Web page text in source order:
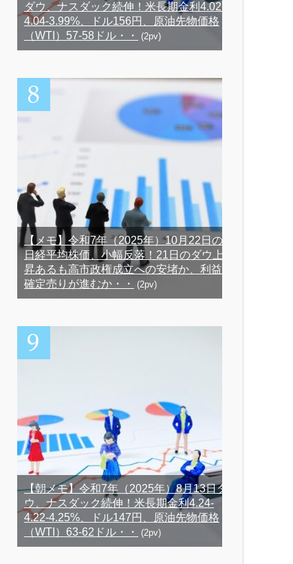
ダウ、ナスダック続伸！米長期金利4.02-
4.04-3.99%、ドル156円、原油先物価格
（WTI）57-58ドル・・
(2pv)
【メモ】令和7年（2025年）10月22日の
日経平均株価、小幅反落！21日のダウ上
昇あるも高市政権成立への安堵か、利益
確定売りが進むか・・
(2pv)
【朝メモ】令和7年（2025年）8月13日ダ
ウ、ナスダック続伸！米長期金利4.24-
4.22-4.25%、ドル147円、原油先物価格
（WTI）63-62ドル・・
(2pv)